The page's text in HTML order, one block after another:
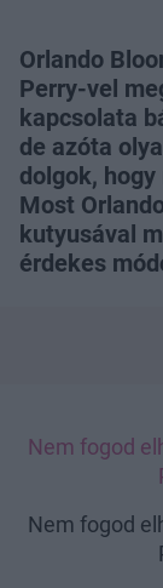
Orlando
Perry-vel
kapcsolata
de azóta
dolgok,
Most
kutyusával
érdekes
Nem fogod
Nem fogod